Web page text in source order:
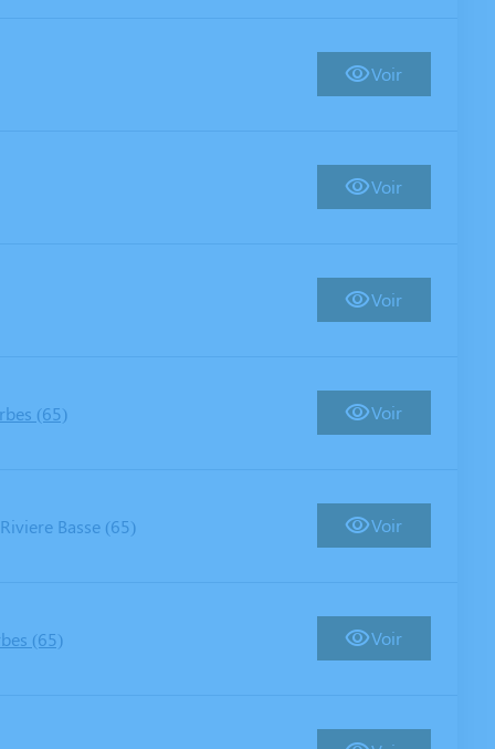
Voir
Voir
Voir
(65) Voir
Basse (65) Voir
(65) Voir